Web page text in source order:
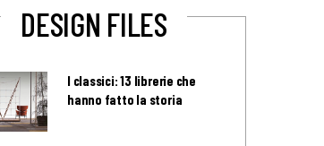
DESIGN FILES
I classici: 13 librerie che
hanno fatto la storia